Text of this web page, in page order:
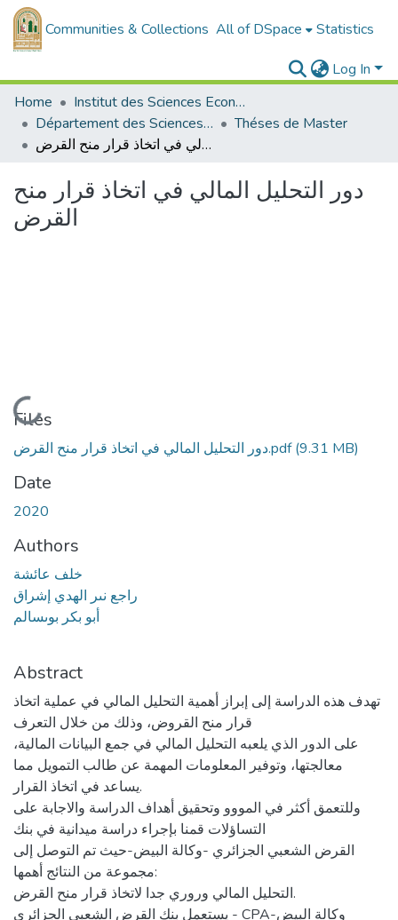
Communities & Collections All of DSpace Statistics
Log In
Home
Institut des Sciences Economiques, Commerciales et des Sciences de Gestion
Département des Sciences Economiques
Théses de Master
دور التحليل المالي في اتخاذ قرار منح القرض
دور التحليل المالي في اتخاذ قرار منح
القرض
Loading...
Files
دور التحليل المالي في اتخاذ قرار منح القرض.pdf(9.31 MB)
Date
2020
Authors
خلف عائشة
راجع نىر الهدي إشراق
أبو بكر بوىسالم
Abstract
تهدف هذه الدراسة إلى إبراز أهمية التحليل المالي في عملية اتخاذ
قرار منح القروض، وذلك من خلال التعرف
على الدور الذي يلعبه التحليل المالي في جمع البيانات المالية،
معالجتها، وتوفير المعلومات المهمة عن طالب التمويل مما
يساعد في اتخاذ القرار.
وللتعمق أكثر في المووو وتحقيق أهداف الدراسة والاجابة على
التساؤلات قمنا بإجراء دراسة ميدانية في بنك
القرض الشعبي الجزائري -وكالة البيض-حيث تم التوصل إلى
مجموعة من النتائج أهمها:
التحليل المالي وروري جدا لاتخاذ قرار منح القرض.
يستعمل بنك القرض الشعبي الجزائري - CPAوكالة البيض-